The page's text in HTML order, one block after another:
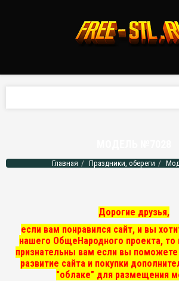
Главная Праздники, обереги
Дорогие друзья,
если вам понравился сайт, и вы
нашего ОбщеНародного проекта,
признательны вам если вы
развитие сайта и покупки
"облаке" для размещения